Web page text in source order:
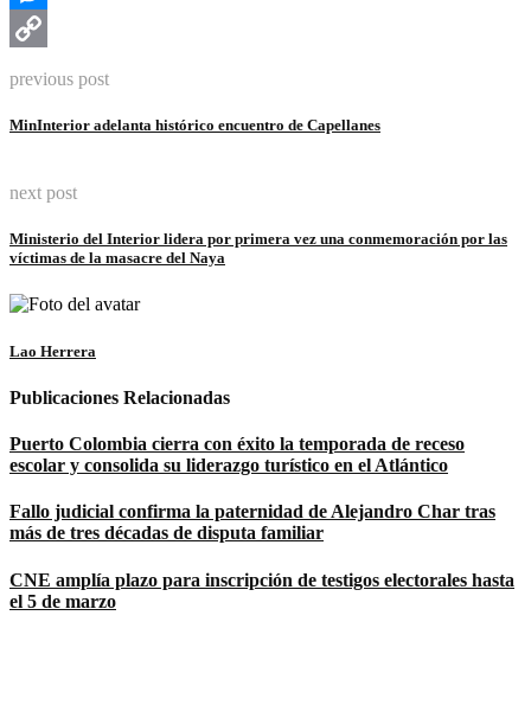
Messenger
previous post
MinInterior adelanta histórico encuentro de Capellanes
next post
Ministerio del Interior lidera por primera vez una conmemoración por las
víctimas de la masacre del Naya
Lao Herrera
Publicaciones Relacionadas
Puerto Colombia cierra con éxito la temporada de receso
escolar y consolida su liderazgo turístico en el Atlántico
Fallo judicial confirma la paternidad de Alejandro Char tras
más de tres décadas de disputa familiar
CNE amplía plazo para inscripción de testigos electorales hasta
el 5 de marzo